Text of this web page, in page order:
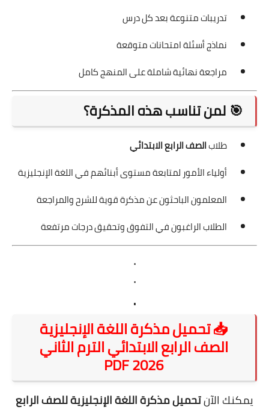
تدريبات متنوعة بعد كل درس
نماذج أسئلة امتحانات متوقعة
مراجعة نهائية شاملة على المنهج كامل
🎯 لمن تناسب هذه المذكرة؟
طلابالصف الرابع الابتدائي
أولياء الأمور لمتابعة مستوى أبنائهم في اللغة الإنجليزية
المعلمون الباحثون عن مذكرة قوية للشرح والمراجعة
الطلاب الراغبون في التفوق وتحقيق درجات مرتفعة
.
.
.
📥 تحميل مذكرة اللغة الإنجليزية
الصف الرابع الابتدائي الترم الثاني
2026 PDF
يمكنك الآنتحميل مذكرة اللغة الإنجليزية للصف الرابع